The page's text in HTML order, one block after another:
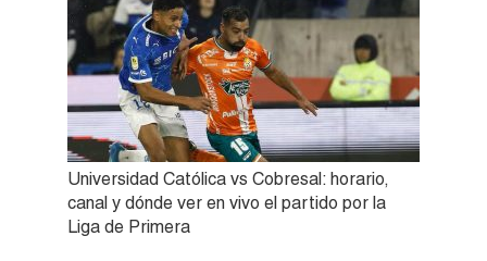
Universidad Católica vs Cobresal: horario,
canal y dónde ver en vivo el partido por la
Liga de Primera